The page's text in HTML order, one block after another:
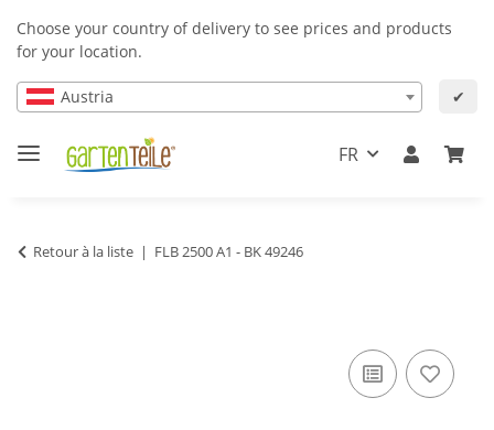
Choose your country of delivery to see prices and products
for your location.
Austria ✔
FR
Retour à la liste FLB 2500 A1 - BK 49246